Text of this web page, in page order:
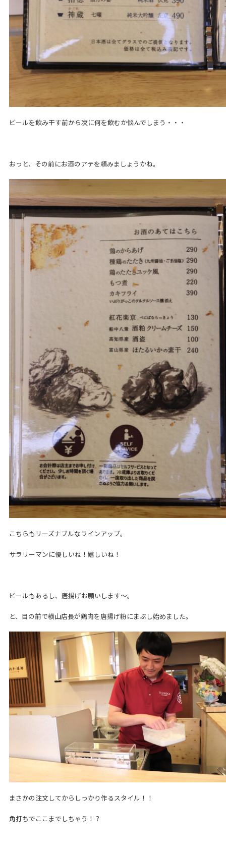
ビールを飲み干す前から次に何を飲むか悩んでしまう・・・
おっと、その前にお酒のアテを頼みましょうかね。
こちらもリーズナブルなラインアップ。
サラリーマンに優しいね！嬉しいね！
ビールもあるし、唐揚げお願いします～。
と、目の前で横山店長が鶏肉を唐揚げ粉にまぶし始めました。
まさかの注文してからしっかり作るスタイル！！
角打ちでここまでしちゃう！？